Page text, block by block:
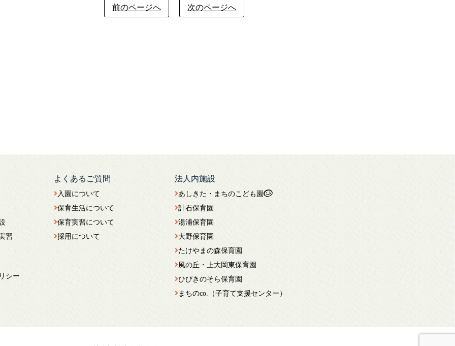
前のページへ 次のページへ
習
よくあるご質問
入園について
保育生活について
保育実習について
採用について
シー
法人内施設
あしきた・まちのこども園
計石保育園
湯浦保育園
大野保育園
たけやまの森保育園
風の丘・上大岡東保育園
ひびきのそら保育園
まちのco.（子育て支援センター）